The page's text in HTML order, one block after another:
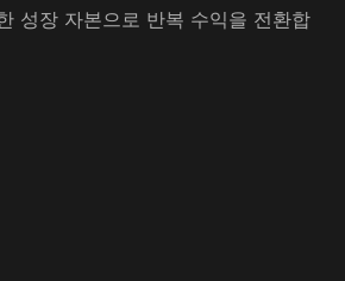
성장 자본으로 반복 수익을 전환합